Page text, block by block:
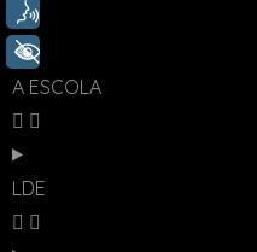
A ESCOLA
LDE